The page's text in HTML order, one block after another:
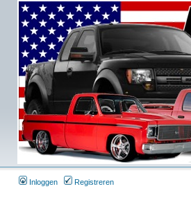
Inloggen Registreren